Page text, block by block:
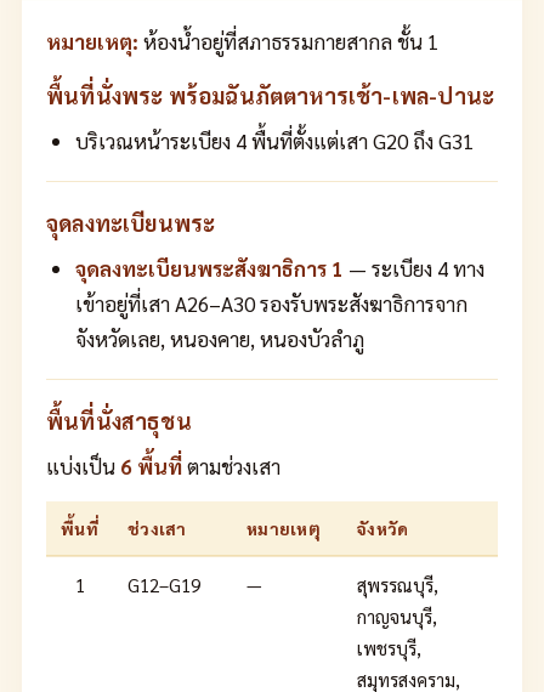
หมายเหตุ: ห้องน้ำอยู่ที่สภาธรรมกายสากล ชั้น 1
พื้นที่นั่งพระ พร้อมฉันภัตตาหารเช้า-เพล-ปานะ
บริเวณหน้าระเบียง 4 พื้นที่ตั้งแต่เสา G20 ถึง G31
จุดลงทะเบียนพระ
จุดลงทะเบียนพระสังฆาธิการ 1 — ระเบียง 4 ทาง
เข้าอยู่ที่เสา A26–A30 รองรับพระสังฆาธิการจาก
จังหวัดเลย, หนองคาย, หนองบัวลำภู
พื้นที่นั่งสาธุชน
แบ่งเป็น 6 พื้นที่ตามช่วงเสา
พื้นที่ ช่วงเสา หมายเหตุ จังหวัด
1 G12–G19 —
สุพรรณบุรี,
กาญจนบุรี,
เพชรบุรี,
สมุทรสงคราม,